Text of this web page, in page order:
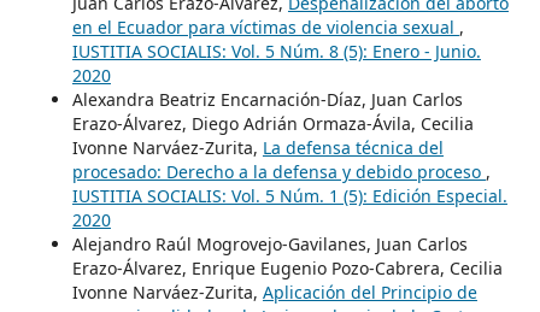
en el Ecuador para víctimas de violencia sexual ,
IUSTITIA SOCIALIS: Vol. 5 Núm. 8 (5): Enero - Junio.
2020
Alexandra Beatriz Encarnación-Díaz, Juan Carlos
Erazo-Álvarez, Diego Adrián Ormaza-Ávila, Cecilia
Ivonne Narváez-Zurita, La defensa técnica del
procesado: Derecho a la defensa y debido proceso ,
IUSTITIA SOCIALIS: Vol. 5 Núm. 1 (5): Edición Especial.
2020
Alejandro Raúl Mogrovejo-Gavilanes, Juan Carlos
Erazo-Álvarez, Enrique Eugenio Pozo-Cabrera, Cecilia
Ivonne Narváez-Zurita, Aplicación del Principio de